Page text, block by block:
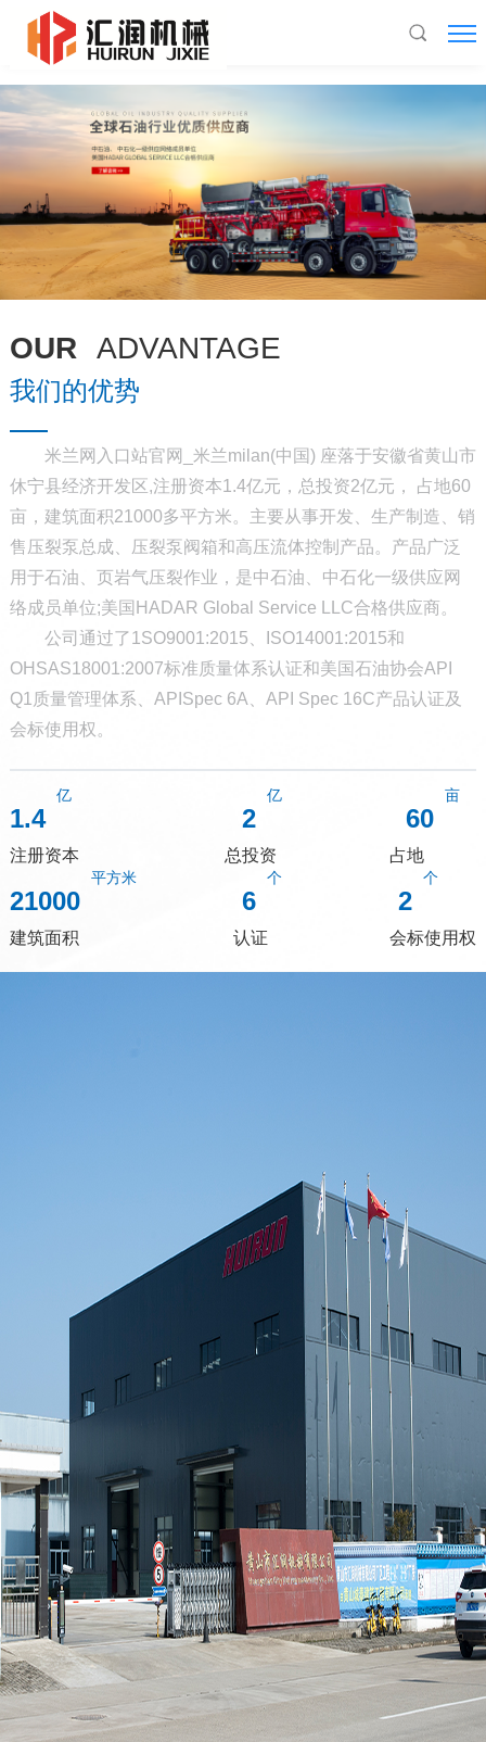
米兰网入口站官网_米兰milan(中国)
OUR ADVANTAGE
我们的优势
米兰网入口站官网_米兰milan(中国) 座落于安徽省黄山市
休宁县经济开发区,注册资本1.4亿元，总投资2亿元， 占地60
亩，建筑面积21000多平方米。主要从事开发、生产制造、销
售压裂泵总成、压裂泵阀箱和高压流体控制产品。产品广泛
用于石油、页岩气压裂作业，是中石油、中石化一级供应网
络成员单位;美国HADAR Global Service LLC合格供应商。
公司通过了1SO9001:2015、ISO14001:2015和
OHSAS18001:2007标准质量体系认证和美国石油协会API
Q1质量管理体系、APISpec 6A、API Spec 16C产品认证及
会标使用权。
1.4
注册资本
2
总投资
60
占地
21000
建筑面积
6
认证
2
会标使用权